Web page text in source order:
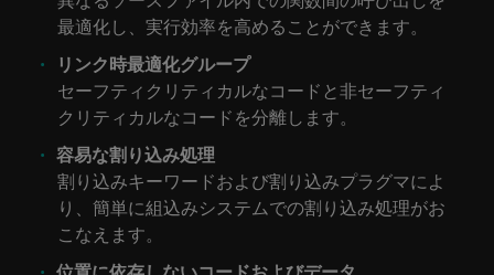
最適化し、実行効率を高めることができます。
リンク時最適化グループ
セーフティクリティカルなコードと非セーフティ
クリティカルなコードを分離します。
容易な割り込み処理
割り込みキーワードおよび割り込みプラグマによ
り、簡単に組込みシステムでの割り込み処理がお
こなえます。